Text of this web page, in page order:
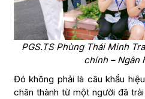
PGS.TS Phùng Thái Minh
chính – Ngân
Đó không phải là câu khẩu
chân thành từ một người đã